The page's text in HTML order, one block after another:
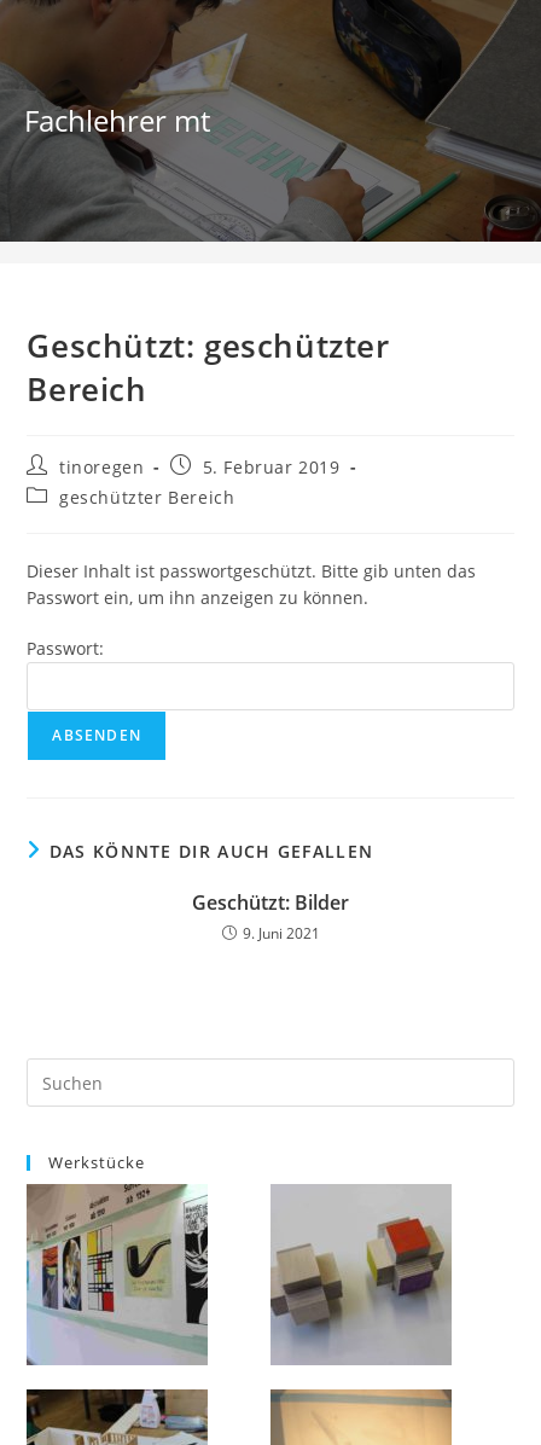
Zum
springen
Fachlehrer mt
Blog
Geschützt: geschützter
Bereich
Beitrags-
Autor:
tinoregen
Beitrag
veröffentlicht:
5. Februar 2019
Beitrags-
geschützter Bereich
Dieser Inhalt ist passwortgeschützt. Bitte gib unten das
Passwort ein, um ihn anzeigen zu können.
Passwort:
DAS KÖNNTE DIR AUCH GEFALLEN
Geschützt: Bilder
9. Juni 2021
Werkstücke